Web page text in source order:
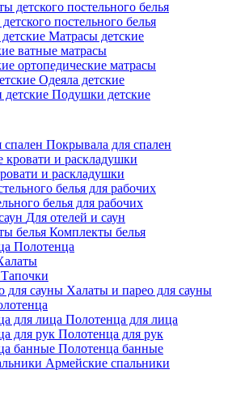
постельного белья
Матрасы детские
ватные матрасы
ортопедические матрасы
Одеяла детские
Подушки детские
Покрывала для спален
и раскладушки
белья для рабочих
Для отелей и саун
Комплекты белья
Полотенца
Тапочки
Халаты и парео для сауны
Полотенца для лица
Полотенца для рук
Полотенца банные
Армейские спальники